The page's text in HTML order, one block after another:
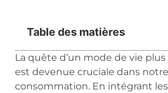
Table des matières
La quête d’un mode de vie
est devenue cruciale dans
consommation. En intégrant